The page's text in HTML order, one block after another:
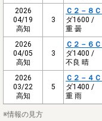
2026
04/19
高知
3
Ｃ２－８
ダ1600 /
重 曇
2026
04/05
高知
3
Ｃ２－６
ダ1400 /
不良 晴
2026
03/22
高知
5
Ｃ２－４
ダ1400 /
重 雨
※情報の見方